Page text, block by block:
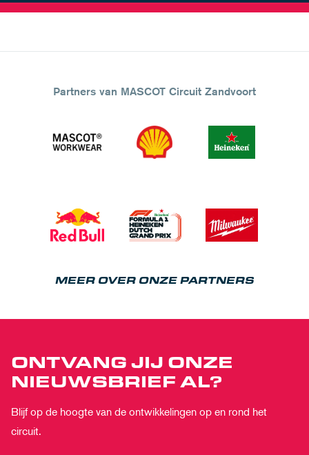
Partners van MASCOT Circuit Zandvoort
MEER OVER ONZE PARTNERS
ONTVANG JIJ ONZE
NIEUWSBRIEF AL?
Blijf op de hoogte van de ontwikkelingen op en rond het
circuit.